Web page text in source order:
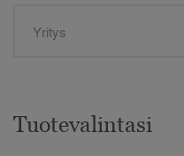
Tuotevalintasi